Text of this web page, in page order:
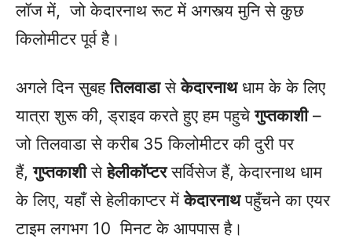
लॉज में, जो केदारनाथ रूट में अगस्त्य मुनि से कुछ
किलोमीटर पूर्व है।
अगले दिन सुबहतिलवाडासेकेदारनाथधाम के के लिए
यात्रा शुरू की, ड्राइव करते हुए हम पहुचेगुप्तकाशी–
जो तिलवाडा से करीब 35 किलोमीटर की दुरी पर
हैं,गुप्तकाशीसेहेलीकॉप्टरसर्विसेज हैं, केदारनाथ धाम
के लिए, यहाँ से हेलीकाप्टर मेंकेदारनाथपहुँचने का एयर
टाइम लगभग 10 मिनट के आपपास है।